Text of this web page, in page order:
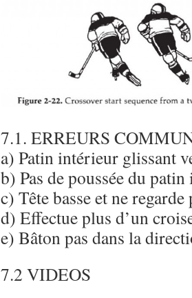
7.1. ERREURS
a) Patin intérieur glissant
b) Pas de poussée du
c) Tête basse et ne regarde
d) Effectue plus d’un
e) Bâton pas dans la
7.2 VIDEOS